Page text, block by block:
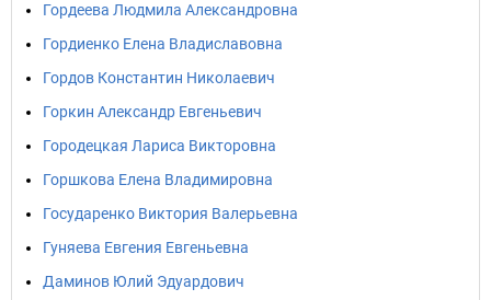
Гордеева Людмила Александровна
Гордиенко Елена Владиславовна
Гордов Константин Николаевич
Горкин Александр Евгеньевич
Городецкая Лариса Викторовна
Горшкова Елена Владимировна
Государенко Виктория Валерьевна
Гуняева Евгения Евгеньевна
Даминов Юлий Эдуардович